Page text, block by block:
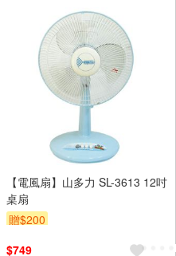
【電風扇】山多力 SL-3613 12吋
桌扇
贈$200
$749